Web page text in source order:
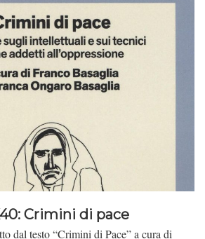
Crimini di pace
dal testo “Crimini di Pace” a cura di